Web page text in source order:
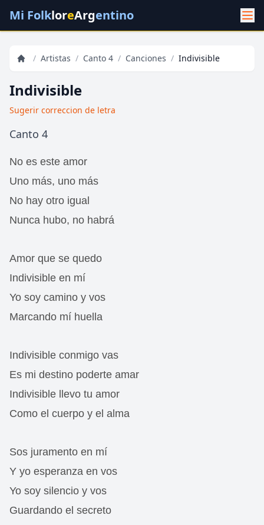
Mi FolkloreArgentino
/ Artistas / Canto 4 / Canciones / Indivisible
Indivisible
Sugerir correccion de letra
Canto 4
No es este amor
Uno más, uno más
No hay otro igual
Nunca hubo, no habrá
Amor que se quedo
Indivisible en mí
Yo soy camino y vos
Marcando mí huella
Indivisible conmigo vas
Es mi destino poderte amar
Indivisible llevo tu amor
Como el cuerpo y el alma
Sos juramento en mí
Y yo esperanza en vos
Yo soy silencio y vos
Guardando el secreto